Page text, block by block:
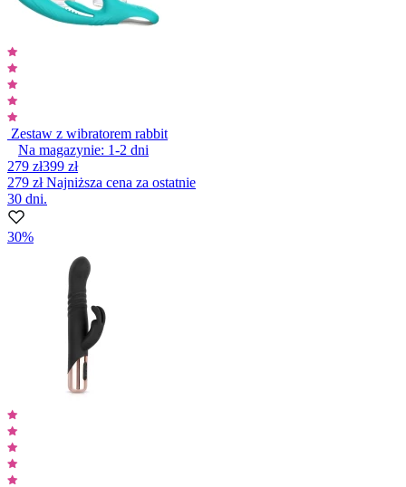
Zestaw z wibratorem rabbit
Na magazynie: 1-2 dni
279 zł399 zł
279 złNajniższa cena za ostatnie
30 dni.
30%